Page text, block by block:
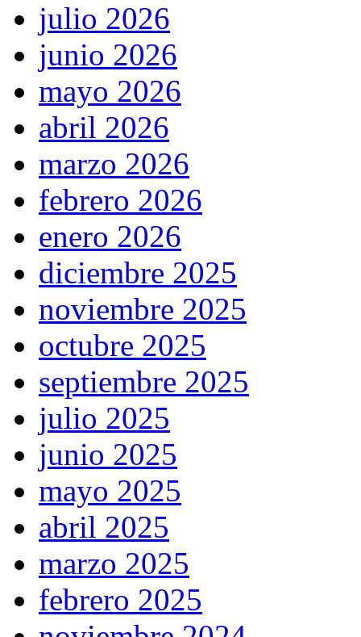
julio 2026
junio 2026
mayo 2026
abril 2026
marzo 2026
febrero 2026
enero 2026
diciembre 2025
noviembre 2025
octubre 2025
septiembre 2025
julio 2025
junio 2025
mayo 2025
abril 2025
marzo 2025
febrero 2025